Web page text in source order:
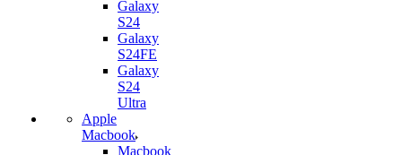
Galaxy
S24
Galaxy
S24FE
Galaxy
S24
Ultra
Apple
Macbook
Macbook